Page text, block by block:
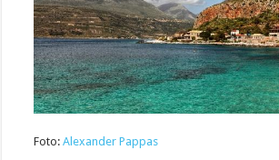
Foto:Alexander Pappas